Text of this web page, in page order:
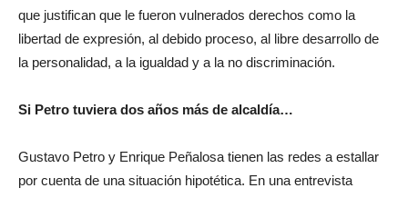
que justifican que le fueron vulnerados derechos como la
libertad de expresión, al debido proceso, al libre desarrollo de
la personalidad, a la igualdad y a la no discriminación.
Si Petro tuviera dos años más de alcaldía…
Gustavo Petro y Enrique Peñalosa tienen las redes a estallar
por cuenta de una situación hipotética. En una entrevista